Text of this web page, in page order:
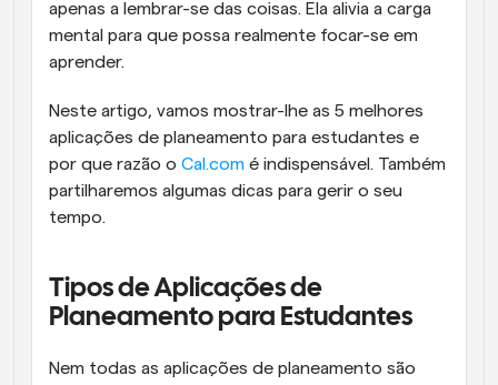
apenas a lembrar-se das coisas. Ela alivia a carga
mental para que possa realmente focar-se em
aprender.
Neste artigo, vamos mostrar-lhe as 5 melhores
aplicações de planeamento para estudantes e
por que razão o Cal.com é indispensável. Também
partilharemos algumas dicas para gerir o seu
tempo.
Tipos de Aplicações de
Planeamento para Estudantes
Nem todas as aplicações de planeamento são